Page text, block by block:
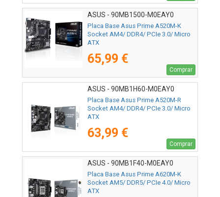
ASUS - 90MB1500-M0EAY0
Placa Base Asus Prime A520M-K
Socket AM4/ DDR4/ PCIe 3.0/ Micro
ATX
65,99 €
Comprar
ASUS - 90MB1H60-M0EAY0
Placa Base Asus Prime A520M-R
Socket AM4/ DDR4/ PCIe 3.0/ Micro
ATX
63,99 €
Comprar
ASUS - 90MB1F40-M0EAY0
Placa Base Asus Prime A620M-K
Socket AM5/ DDR5/ PCIe 4.0/ Micro
ATX